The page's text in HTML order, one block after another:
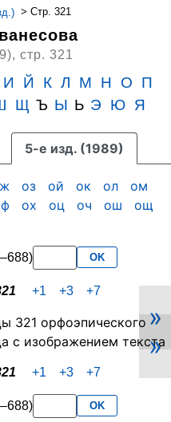
> Стр. 321
стр. 321
И Й К Л М Н О
П
Щ Ъ Ы Ь Э Ю Я
5-е изд. (1989)
оз ой ок ол
ом
ох оц оч ош
ощ
OK
+1 +3 +7
»
»
+1 +3 +7
OK